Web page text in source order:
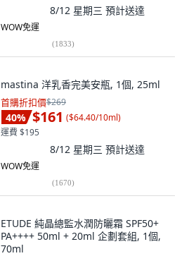
8/12 星期三 預計送達
WOW免運
(1833)
mastina 洋乳香完美安瓶, 1個, 25ml
首購折扣價$269
40% $161 ($64.40/10ml)
運費 $195
8/12 星期三 預計送達
WOW免運
(1670)
ETUDE 純晶總監水潤防曬霜 SPF50+
PA++++ 50ml + 20ml 企劃套組, 1個,
70ml